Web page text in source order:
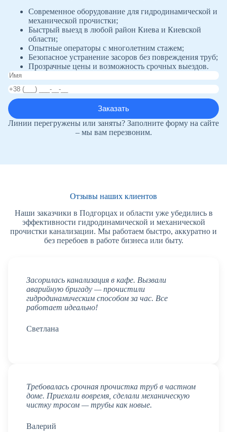
Современное оборудование для гидродинамической и
механической прочистки;
Быстрый выезд в любой район Киева и Киевской
области;
Опытные операторы с многолетним стажем;
Безопасное устранение засоров без повреждения труб;
Прозрачные цены и возможность срочных выездов.
Линии перегружены или заняты? Заполните форму на сайте
– мы вам перезвоним.
Отзывы наших клиентов
Наши заказчики в Подгорцах и области уже убедились в
эффективности гидродинамической и механической
прочистки канализации. Мы работаем быстро, аккуратно и
без перебоев в работе бизнеса или быту.
Засорилась канализация в кафе. Вызвали
аварийную бригаду — прочистили
гидродинамическим способом за час. Все
работает идеально!
Светлана
Требовалась срочная прочистка труб в частном
доме. Приехали вовремя, сделали механическую
чистку тросом — трубы как новые.
Валерий